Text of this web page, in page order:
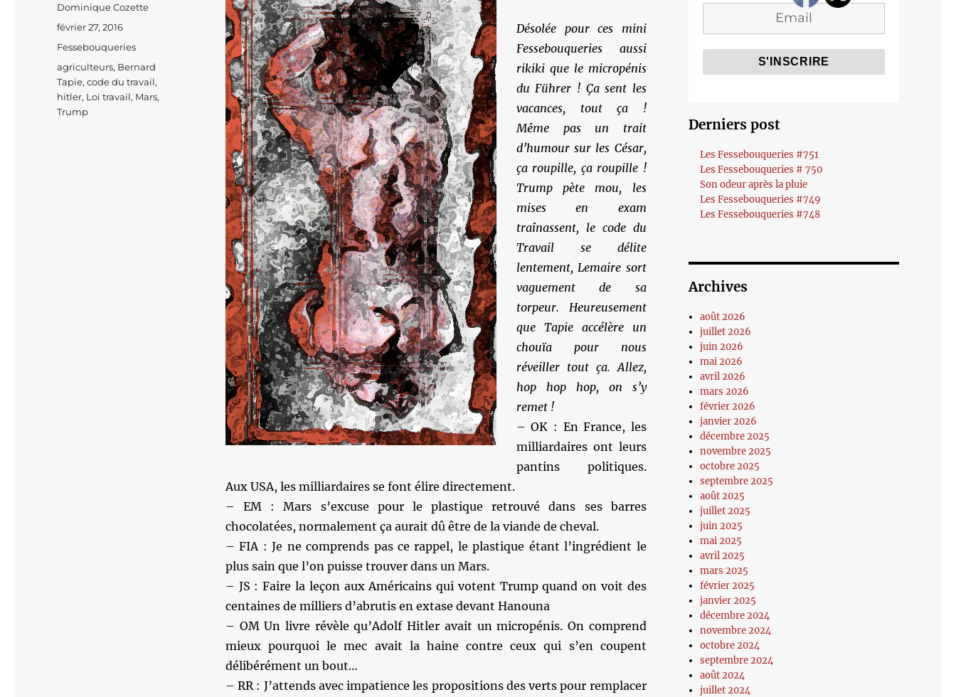
Désolée pour ces mini
Fessebouqueries aussi
rikiki que le micropénis
du Führer ! Ça sent les
vacances, tout ça !
Même pas un trait
d’humour sur les César,
ça roupille, ça roupille !
Trump pète mou, les
mises en exam
traînassent, le code du
Travail se délite
lentement, Lemaire sort
vaguement de sa
torpeur. Heureusement
que Tapie accélère un
chouïa pour nous
réveiller tout ça. Allez,
hop hop hop, on s’y
remet !
– OK : En France, les
milliardaires ont leurs
pantins politiques.
Aux USA, les milliardaires se font élire directement.
– EM : Mars s’excuse pour le plastique retrouvé dans ses barres
chocolatées, normalement ça aurait dû être de la viande de cheval.
– FIA : Je ne comprends pas ce rappel, le plastique étant l’ingrédient le
plus sain que l’on puisse trouver dans un Mars.
– JS : Faire la leçon aux Américains qui votent Trump quand on voit des
centaines de milliers d’abrutis en extase devant Hanouna
– OM Un livre révèle qu’Adolf Hitler avait un micropénis. On comprend
mieux pourquoi le mec avait la haine contre ceux qui s’en coupent
délibérément un bout…
– RR : J’attends avec impatience les propositions des verts pour remplacer
Auteur
Dominique Cozette
Publié
février 27, 2016
Catégories
Fessebouqueries
Étiquettes
agriculteurs, Bernard
Tapie,code du travail,
hitler, Loi travail, Mars,
Trump
Derniers post
Les Fessebouqueries #751
Les Fessebouqueries # 750
Son odeur après la pluie
Les Fessebouqueries #749
Les Fessebouqueries #748
Archives
août 2026
juillet 2026
juin 2026
mai 2026
avril 2026
mars 2026
février 2026
janvier 2026
décembre 2025
novembre 2025
octobre 2025
septembre 2025
août 2025
juillet 2025
juin 2025
mai 2025
avril 2025
mars 2025
février 2025
janvier 2025
décembre 2024
novembre 2024
octobre 2024
septembre 2024
août 2024
juillet 2024